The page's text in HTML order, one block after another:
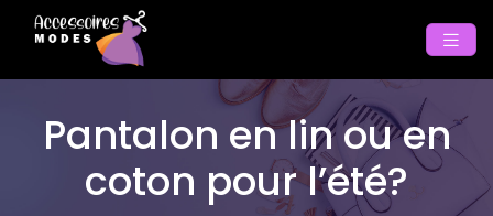
Pantalon en lin ou en
coton pour l’été?